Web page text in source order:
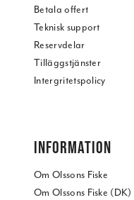
Betala offert
Teknisk support
Reservdelar
Tilläggstjänster
Intergritetspolicy
INFORMATION
Om Olssons Fiske
Om Olssons Fiske (DK)